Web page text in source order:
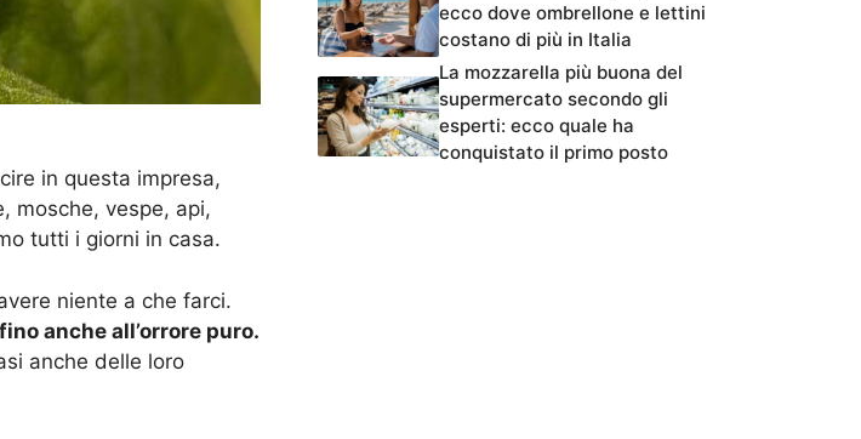
in questa impresa,
mosche, vespe, api,
tutti i giorni in casa.
niente a che farci.
fino anche all’orrore puro.
anche delle loro
ecco dove ombrellone e lettini
costano di più in Italia
La mozzarella più buona del
supermercato secondo gli
esperti: ecco quale ha
conquistato il primo posto